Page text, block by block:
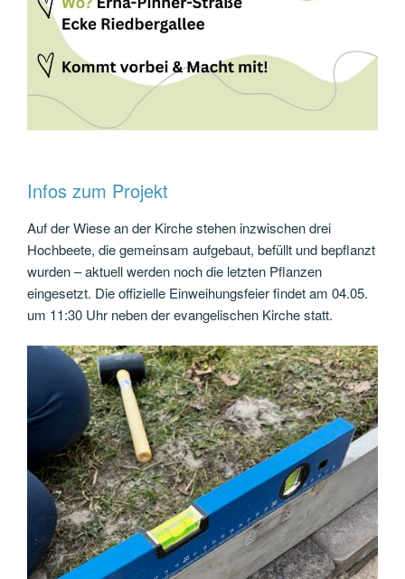
Infos zum Projekt
Auf der Wiese an der Kirche stehen inzwischen drei
Hochbeete, die gemeinsam aufgebaut, befüllt und bepflanzt
wurden – aktuell werden noch die letzten Pflanzen
eingesetzt. Die offizielle Einweihungsfeier findet am 04.05.
um 11:30 Uhr neben der evangelischen Kirche statt.